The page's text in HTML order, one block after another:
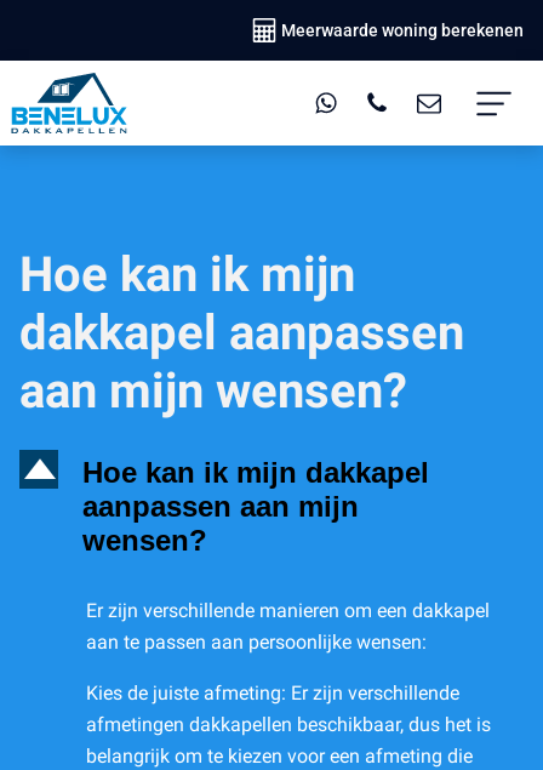
Meerwaarde woning berekenen
Hoe kan ik mijn
dakkapel aanpassen
aan mijn wensen?
D
Hoe kan ik mijn dakkapel
aanpassen aan mijn
wensen?
Er zijn verschillende manieren om een dakkapel
aan te passen aan persoonlijke wensen:
Kies de juiste afmeting: Er zijn verschillende
afmetingen dakkapellen beschikbaar, dus het is
belangrijk om te kiezen voor een afmeting die